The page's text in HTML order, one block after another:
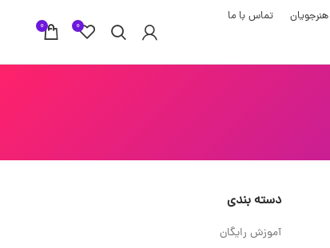
تماس با ما
0
0
دسته بندی
آموزش رایگان